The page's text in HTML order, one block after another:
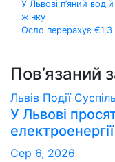
записів
У Львові п’яний
жінку
Осло перерахує €1,3
Пов’язаний
Львів Події
У Львові
електроенергії
Сер 6, 2026